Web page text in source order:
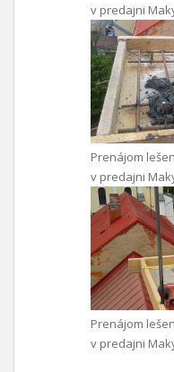
v predajni
Prenájom
v predajni
Prenájom
v predajni